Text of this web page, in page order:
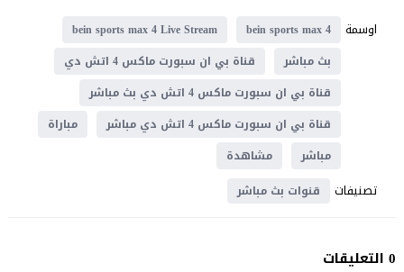
اوسمة
bein sports max 4
bein sports max 4 Live Stream
بث مباشر
قناة بي ان سبورت ماكس 4 اتش دي
قناة بي ان سبورت ماكس 4 اتش دي بث مباشر
قناة بي ان سبورت ماكس 4 اتش دي مباشر
مباراة
مباشر
مشاهدة
تصنيفات قنوات بث مباشر
0 التعليقات